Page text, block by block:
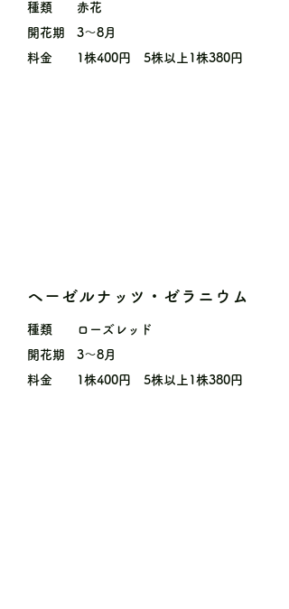
種類
赤花
開花期
3〜8月
料金
1株400円 5株以上1株380円
ヘーゼルナッツ・ゼラニウム
種類
ローズレッド
開花期
3〜8月
料金
1株400円 5株以上1株380円